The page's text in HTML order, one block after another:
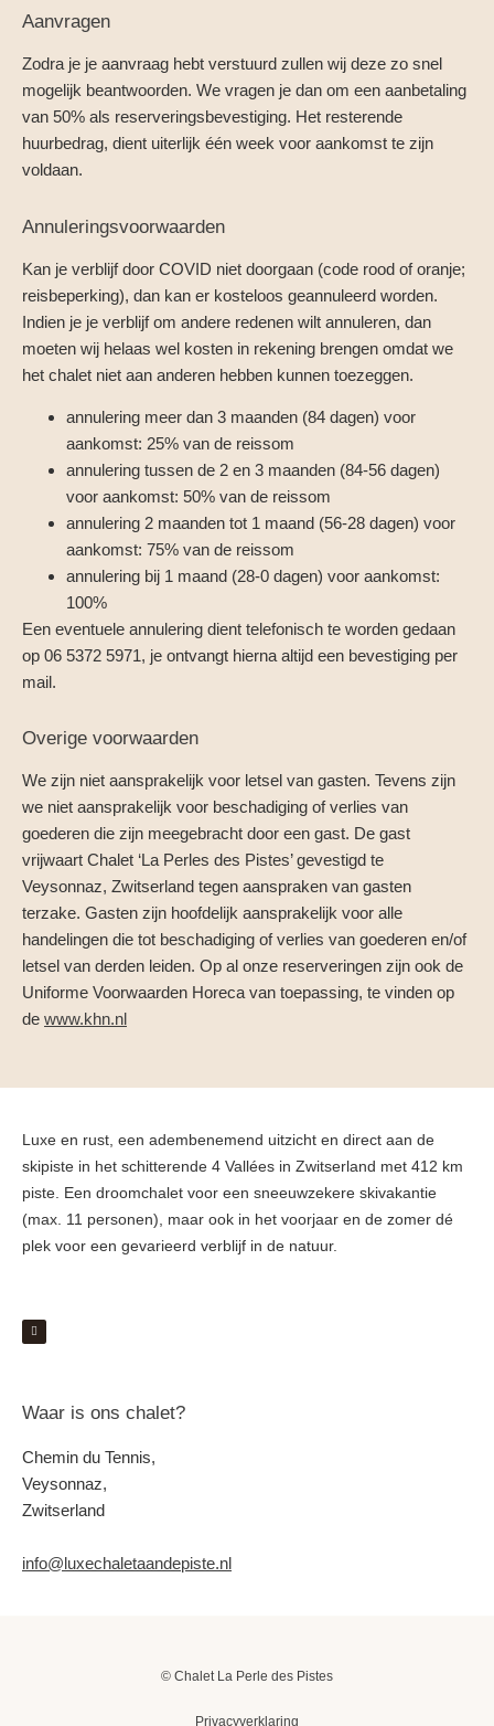
Aanvragen
Zodra je je aanvraag hebt verstuurd zullen wij deze zo snel
mogelijk beantwoorden. We vragen je dan om een aanbetaling
van 50% als reserveringsbevestiging. Het resterende
huurbedrag, dient uiterlijk één week voor aankomst te zijn
voldaan.
Annuleringsvoorwaarden
Kan je verblijf door COVID niet doorgaan (code rood of oranje;
reisbeperking), dan kan er kosteloos geannuleerd worden.
Indien je je verblijf om andere redenen wilt annuleren, dan
moeten wij helaas wel kosten in rekening brengen omdat we
het chalet niet aan anderen hebben kunnen toezeggen.
annulering meer dan 3 maanden (84 dagen) voor
aankomst: 25% van de reissom
annulering tussen de 2 en 3 maanden (84-56 dagen)
voor aankomst: 50% van de reissom
annulering 2 maanden tot 1 maand (56-28 dagen) voor
aankomst: 75% van de reissom
annulering bij 1 maand (28-0 dagen) voor aankomst:
100%
Een eventuele annulering dient telefonisch te worden gedaan
op 06 5372 5971, je ontvangt hierna altijd een bevestiging per
mail.
Overige voorwaarden
We zijn niet aansprakelijk voor letsel van gasten. Tevens zijn
we niet aansprakelijk voor beschadiging of verlies van
goederen die zijn meegebracht door een gast. De gast
vrijwaart Chalet ‘La Perles des Pistes’ gevestigd te
Veysonnaz, Zwitserland tegen aanspraken van gasten
terzake. Gasten zijn hoofdelijk aansprakelijk voor alle
handelingen die tot beschadiging of verlies van goederen en/of
letsel van derden leiden. Op al onze reserveringen zijn ook de
Uniforme Voorwaarden Horeca van toepassing, te vinden op
de www.khn.nl
Luxe en rust, een adembenemend uitzicht en direct aan de
skipiste in het schitterende 4 Vallées in Zwitserland met 412 km
piste. Een droomchalet voor een sneeuwzekere skivakantie
(max. 11 personen), maar ook in het voorjaar en de zomer dé
plek voor een gevarieerd verblijf in de natuur.
Waar is ons chalet?
Chemin du Tennis,
Veysonnaz,
Zwitserland
info@luxechaletaandepiste.nl
© Chalet La Perle des Pistes
Privacyverklaring